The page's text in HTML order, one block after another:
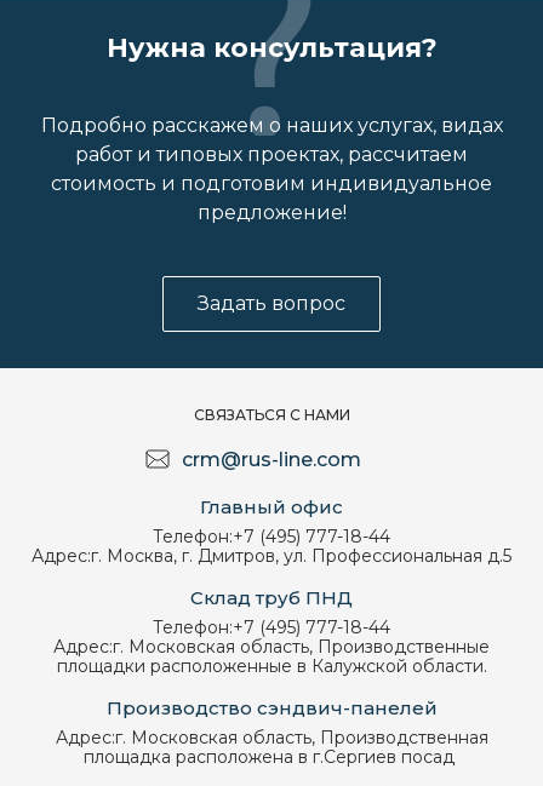
Нужна консультация?
Подробно расскажем о наших услугах, видах
работ и типовых проектах, рассчитаем
стоимость и подготовим индивидуальное
предложение!
Задать вопрос
СВЯЗАТЬСЯ С НАМИ
crm@rus-line.com
Главный офис
Телефон:+7 (495) 777-18-44
Адрес:г. Москва, г. Дмитров, ул. Профессиональная д.5
Склад труб ПНД
Телефон:+7 (495) 777-18-44
Адрес:г. Московская область, Производственные
площадки расположенные в Калужской области.
Производство сэндвич-панелей
Адрес:г. Московская область, Производственная
площадка расположена в г.Сергиев посад